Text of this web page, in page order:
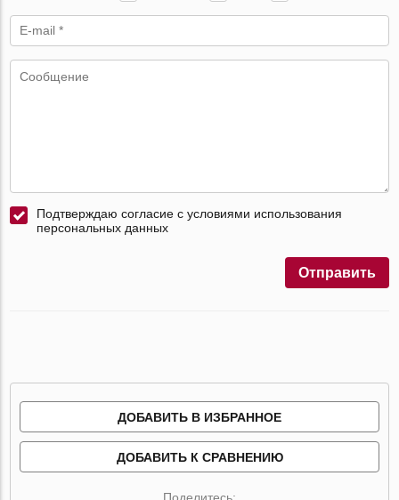
Подтверждаю согласие с условиями использования
персональных данных
Отправить
ДОБАВИТЬ В ИЗБРАННОЕ
ДОБАВИТЬ К СРАВНЕНИЮ
Поделитесь: